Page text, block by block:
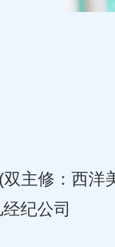
主修：西洋
纪公司